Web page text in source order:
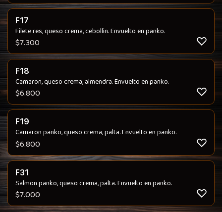
F17
Filete res, queso crema, cebollin. Envuelto en panko.
$7.300
F18
Camaron, queso crema, almendra. Envuelto en panko.
$6.800
F19
Camaron panko, queso crema, palta. Envuelto en panko.
$6.800
F31
Salmon panko, queso crema, palta. Envuelto en panko.
$7.000